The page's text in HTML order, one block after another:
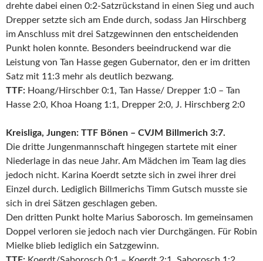
drehte dabei einen 0:2-Satzrückstand in einen Sieg und auch
Drepper setzte sich am Ende durch, sodass Jan Hirschberg
im Anschluss mit drei Satzgewinnen den entscheidenden
Punkt holen konnte. Besonders beeindruckend war die
Leistung von Tan Hasse gegen Gubernator, den er im dritten
Satz mit 11:3 mehr als deutlich bezwang.
TTF: Hoang/Hirschber 0:1, Tan Hasse/ Drepper 1:0 – Tan
Hasse 2:0, Khoa Hoang 1:1, Drepper 2:0, J. Hirschberg 2:0
Kreisliga, Jungen: TTF Bönen – CVJM Billmerich 3:7.
Die dritte Jungenmannschaft hingegen startete mit einer
Niederlage in das neue Jahr. Am Mädchen im Team lag dies
jedoch nicht. Karina Koerdt setzte sich in zwei ihrer drei
Einzel durch. Lediglich Billmerichs Timm Gutsch musste sie
sich in drei Sätzen geschlagen geben.
Den dritten Punkt holte Marius Saborosch. Im gemeinsamen
Doppel verloren sie jedoch nach vier Durchgängen. Für Robin
Mielke blieb lediglich ein Satzgewinn.